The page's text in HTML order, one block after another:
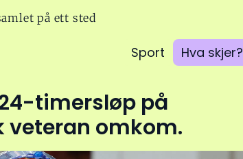
på ett sted
Sport Hva skjer?
timersløp på
veteran omkom.